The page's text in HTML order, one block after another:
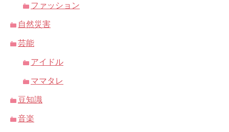
ファッション
自然災害
芸能
アイドル
ママタレ
豆知識
音楽